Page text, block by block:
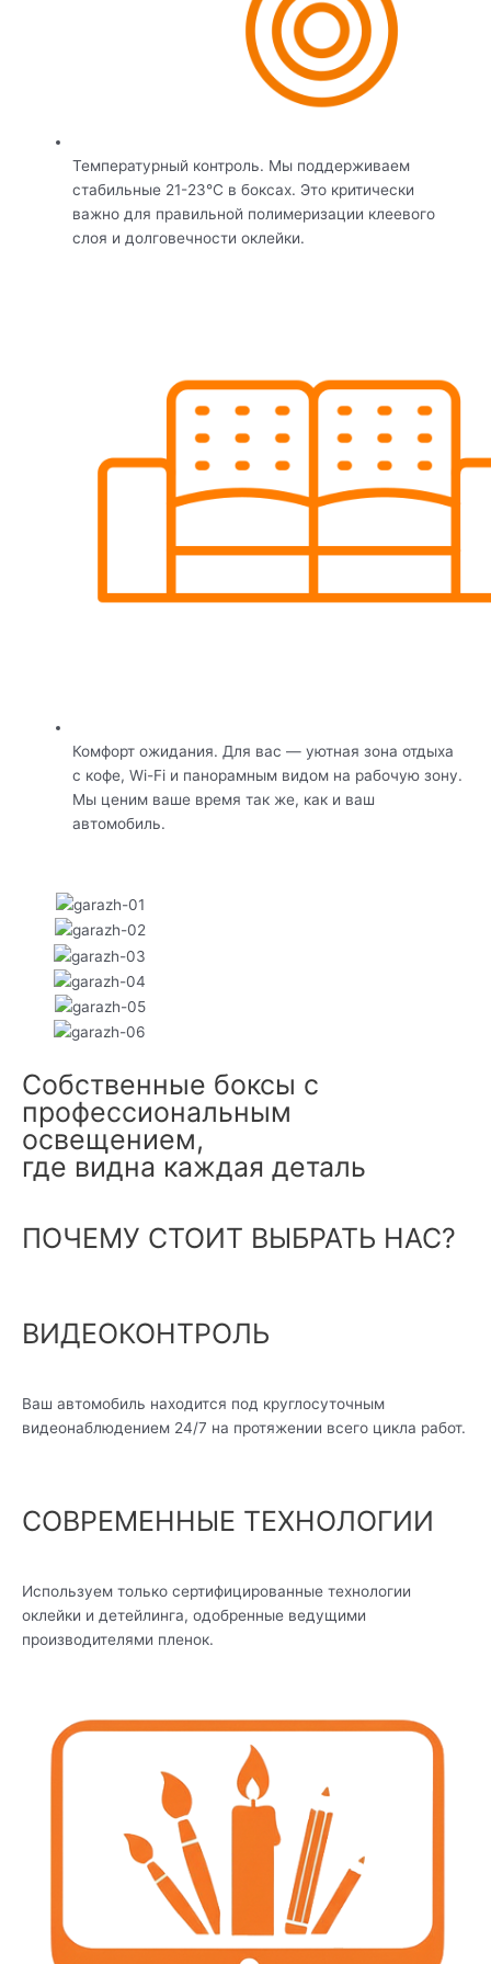
Температурный контроль. Мы поддерживаем
стабильные 21-23°C в боксах. Это критически
важно для правильной полимеризации клеевого
слоя и долговечности оклейки.
Комфорт ожидания. Для вас — уютная зона отдыха
с кофе, Wi-Fi и панорамным видом на рабочую зону.
Мы ценим ваше время так же, как и ваш
автомобиль.
Собственные боксы с
профессиональным
освещением,
где видна каждая деталь
ПОЧЕМУ СТОИТ ВЫБРАТЬ НАС?
ВИДЕОКОНТРОЛЬ
Ваш автомобиль находится под круглосуточным
видеонаблюдением 24/7 на протяжении всего цикла работ.
СОВРЕМЕННЫЕ ТЕХНОЛОГИИ
Используем только сертифицированные технологии
оклейки и детейлинга, одобренные ведущими
производителями пленок.